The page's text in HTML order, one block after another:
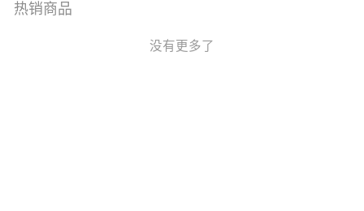
热销商品
没有更多了